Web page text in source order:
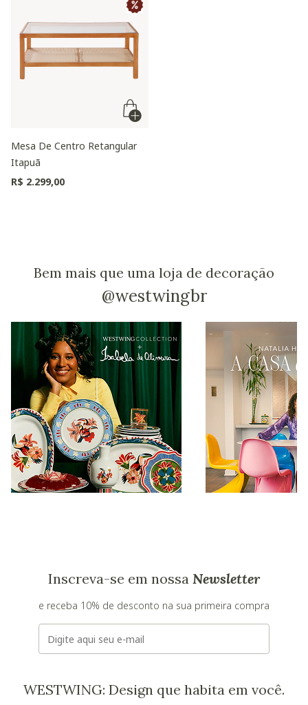
Mesa De Centro Retangular
Itapuã
R$ 2.299,00
Bem mais que uma loja de decoração
@westwingbr
Inscreva-se em nossa Newsletter
e receba 10% de desconto na sua primeira compra
E-mail
WESTWING: Design que habita em você.